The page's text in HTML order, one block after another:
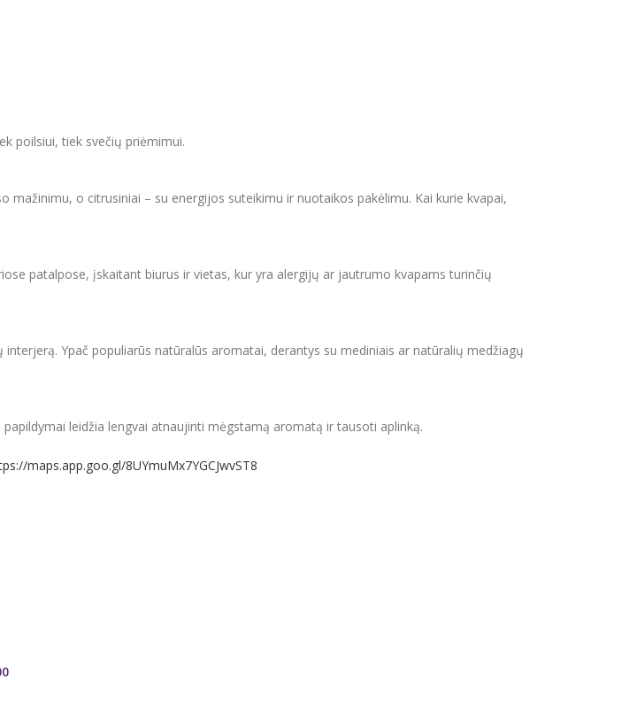
poilsiui, tiek svečių priėmimui.
mažinimu, o citrusiniai – su energijos suteikimu ir nuotaikos pakėlimu. Kai kurie kvapai,
patalpose, įskaitant biurus ir vietas, kur yra alergijų ar jautrumo kvapams turinčių
interjerą. Ypač populiarūs natūralūs aromatai, derantys su mediniais ar natūralių medžiagų
leidžia lengvai atnaujinti mėgstamą aromatą ir tausoti aplinką.
maps.app.goo.gl/8UYmuMx7YGCJwvST8